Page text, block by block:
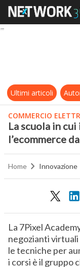
Ultimi articoli
COMMERCIO
La scuola in
l’ecommerce
Home Innovazione
La 7Pixel
negozianti
le tecniche per
i corsi è il gruppo